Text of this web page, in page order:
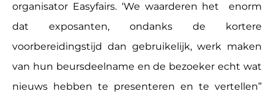
organisator Easyfairs. ‘We waarderen het enorm
dat exposanten, ondanks de kortere
voorbereidingstijd dan gebruikelijk, werk maken
van hun beursdeelname en de bezoeker echt wat
nieuws hebben te presenteren en te vertellen”